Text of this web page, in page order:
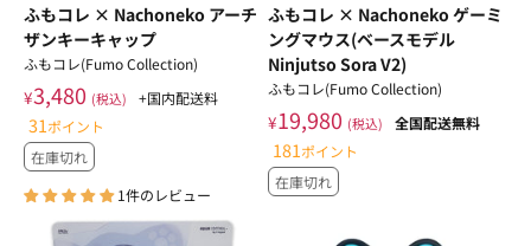
ふもコレ × Nachoneko アーチ
ザンキーキャップ
ふもコレ(Fumo Collection)
¥3,480 (税込) +国内配送料
31 ポイント
在庫切れ
1件のレビュー
ふもコレ × Nachoneko ゲーミ
ングマウス(ベースモデル
Ninjutso Sora V2)
ふもコレ(Fumo Collection)
¥19,980 (税込) 全国配送無料
181 ポイント
在庫切れ